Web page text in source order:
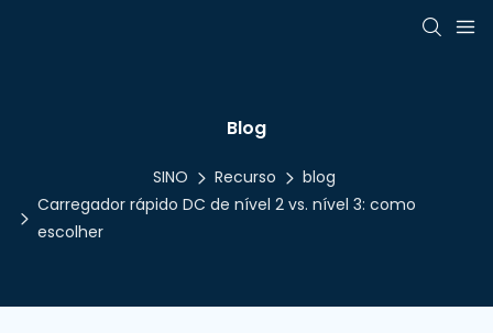
Blog
SINO Recurso
blog
Carregador rápido DC de nível 2 vs. nível 3: como
escolher